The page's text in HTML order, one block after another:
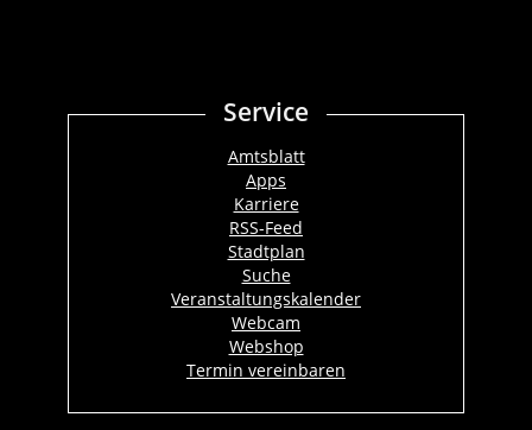
Service
Amtsblatt
Apps
Karriere
RSS-Feed
Stadtplan
Suche
Veranstaltungskalender
Webcam
Webshop
Termin vereinbaren